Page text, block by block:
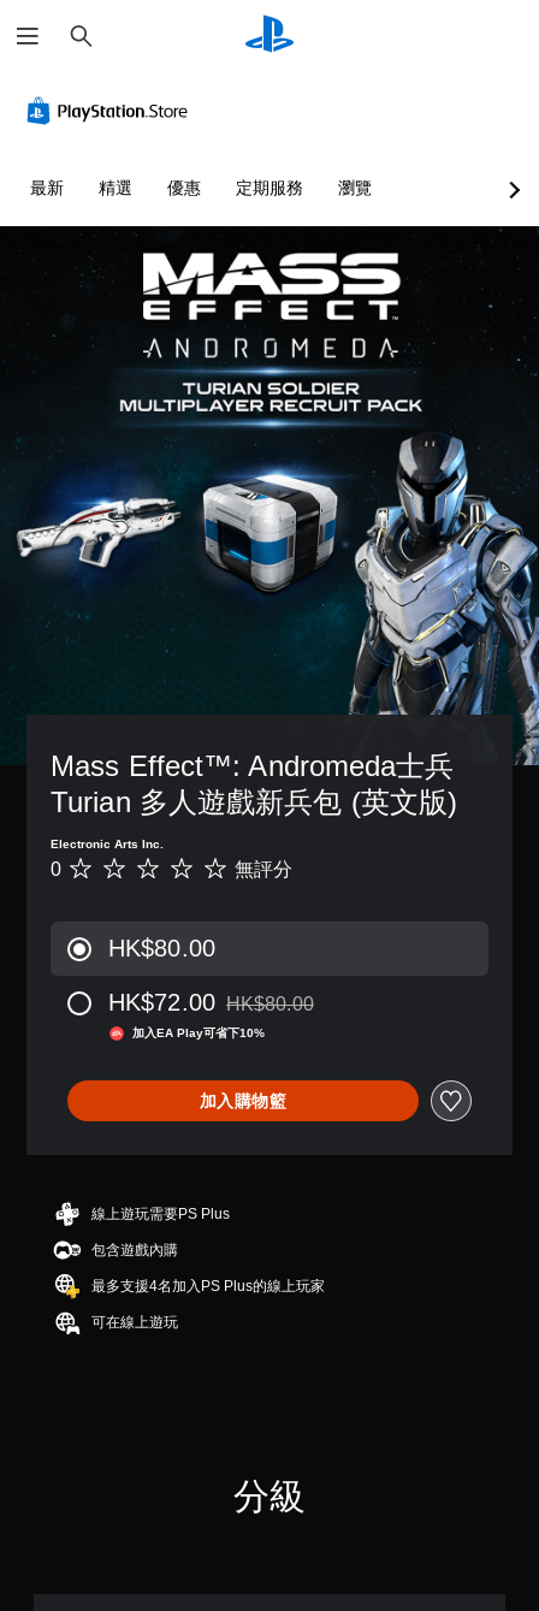
尋
最新 精選 優惠 定期服務 瀏覽
Mass Effect™: Andromeda士兵
Turian 多人遊戲新兵包 (英文版)
Electronic Arts Inc.
無
0 無評分
HK$80.00
HK$72.00 折扣前原價為HK$80.00
HK$80.00
加入EA Play可省下10%
加入購物籃
線上遊玩需要PS Plus
包含遊戲內購
最多支援4名加入PS Plus的線上玩家
可在線上遊玩
分級